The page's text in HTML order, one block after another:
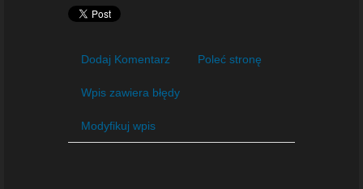
Dodaj Komentarz Poleć stronę
Wpis zawiera błędy
Modyfikuj wpis